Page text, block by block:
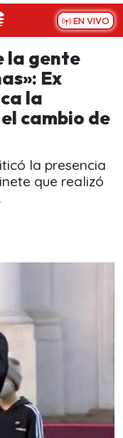
EN VIVO
la gente
Ex
la
cambio de
la presencia
que realizó